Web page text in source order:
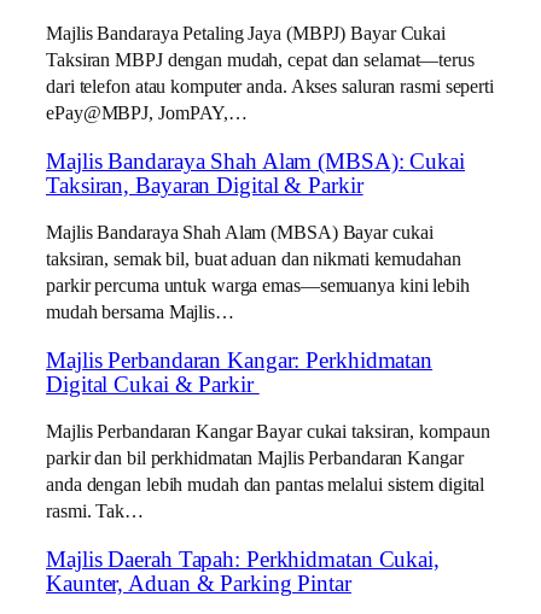
Majlis Bandaraya Petaling Jaya (MBPJ) Bayar Cukai
Taksiran MBPJ dengan mudah, cepat dan selamat—terus
dari telefon atau komputer anda. Akses saluran rasmi seperti
ePay@MBPJ, JomPAY,…
Majlis Bandaraya Shah Alam (MBSA): Cukai
Taksiran, Bayaran Digital & Parkir
Majlis Bandaraya Shah Alam (MBSA) Bayar cukai
taksiran, semak bil, buat aduan dan nikmati kemudahan
parkir percuma untuk warga emas—semuanya kini lebih
mudah bersama Majlis…
Majlis Perbandaran Kangar: Perkhidmatan
Digital Cukai & Parkir
Majlis Perbandaran Kangar Bayar cukai taksiran, kompaun
parkir dan bil perkhidmatan Majlis Perbandaran Kangar
anda dengan lebih mudah dan pantas melalui sistem digital
rasmi. Tak…
Majlis Daerah Tapah: Perkhidmatan Cukai,
Kaunter, Aduan & Parking Pintar